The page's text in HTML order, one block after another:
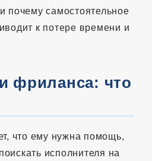
почему самостоятельное
к потере времени и
фриланса: что
что ему нужна помощь,
исполнителя на